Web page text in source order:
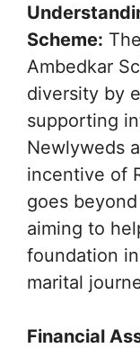
Scheme:
Ambedkar
diversity by
supporting
Newlyweds
incentive of
goes
aiming to
foundation
marital
Financial